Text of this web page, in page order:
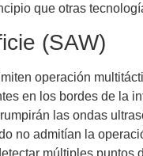
que otras
(SAW)
operación
en los bordes de la
las ondas
no admitían la